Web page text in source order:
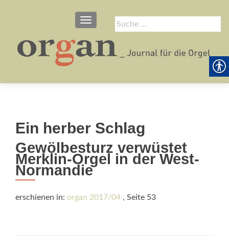
Suche
nach:
SCHALTE NAVIGATION
Ein herber Schlag
Gewölbesturz verwüstet
Merklin-Orgel in der West-
Normandie
erschienen in: organ 2017/04 , Seite 53